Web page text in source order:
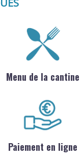
Menu de la cantine
Paiement en ligne